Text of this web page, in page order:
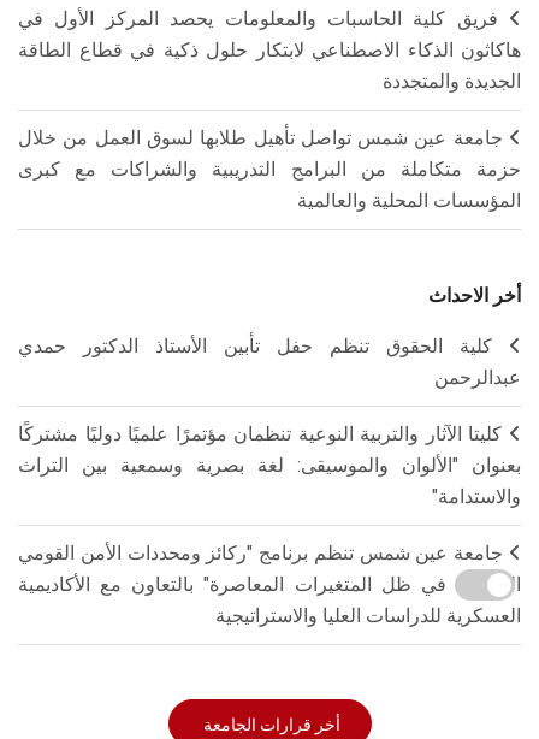
فريق كلية الحاسبات والمعلومات يحصد المركز الأول في
هاكاثون الذكاء الاصطناعي لابتكار حلول ذكية في قطاع الطاقة
الجديدة والمتجددة
جامعة عين شمس تواصل تأهيل طلابها لسوق العمل من خلال
حزمة متكاملة من البرامج التدريبية والشراكات مع كبرى
المؤسسات المحلية والعالمية
أخر الاحداث
كلية الحقوق تنظم حفل تأبين الأستاذ الدكتور حمدي
عبدالرحمن
كليتا الآثار والتربية النوعية تنظمان مؤتمرًا علميًا دوليًا مشتركًا
بعنوان "الألوان والموسيقى: لغة بصرية وسمعية بين التراث
والاستدامة"
جامعة عين شمس تنظم برنامج "ركائز ومحددات الأمن القومي
المصري في ظل المتغيرات المعاصرة" بالتعاون مع الأكاديمية
العسكرية للدراسات العليا والاستراتيجية
أخر قرارات الجامعة